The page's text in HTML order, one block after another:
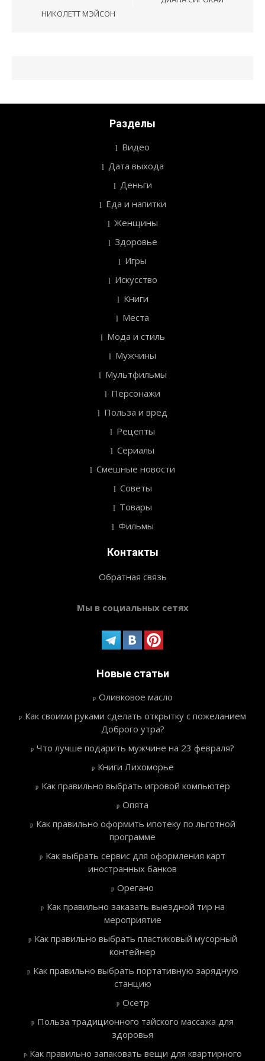
НИКОЛЕТТ МЭЙСОН
Разделы
Видео
Дата выхода
Деньги
Еда и напитки
Женщины
Здоровье
Игры
Искусство
Книги
Места
Мода и стиль
Мужчины
Мультфильмы
Персонажи
Польза и вред
Рецепты
Сериалы
Смешные новости
Советы
Товары
Фильмы
Контакты
Обратная связь
Мы в социальных сетях
Новые статьи
Оливковое масло
Как своими руками сделать открытку с пожеланием
Доброго утра?
Что лучше подарить мужчине на 23 февраля?
Книги Лихоморье
Как правильно выбрать игровой компьютер
Опята
Как правильно оформить ипотеку по льготной
программе
Как выбрать сервис для оформления карт
иностранных банков
Орегано
Как правильно заказать выездной тир на
мероприятие
Как правильно выбрать пластиковый мусорный
контейнер
Как правильно выбрать портативную зарядную
станцию
Осетр
Польза традиционного тайского массажа для
здоровья
Как правильно запаковать вещи для квартирного